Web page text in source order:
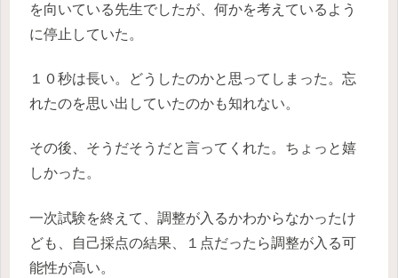
を向いている先生でしたが、何かを考えているよう
に停止していた。
１０秒は長い。どうしたのかと思ってしまった。忘
れたのを思い出していたのかも知れない。
その後、そうだそうだと言ってくれた。ちょっと嬉
しかった。
一次試験を終えて、調整が入るかわからなかったけ
ども、自己採点の結果、１点だったら調整が入る可
能性が高い。